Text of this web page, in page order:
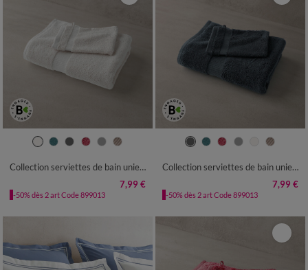
Collection serviettes de bain unies - gamme premium 640g/m²
7,99 €
-50% dès 2 art Code 899013
Collection serviettes de bain unies - gamme premium 640g/m²
7,99 €
-50% dès 2 art Code 899013